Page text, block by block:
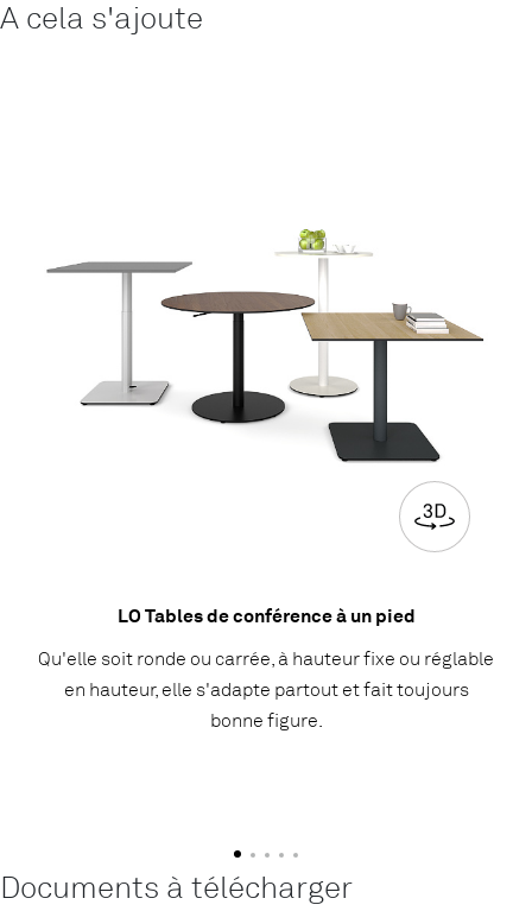
A cela s'ajoute
LO Tables de conférence à un pied
Qu'elle soit ronde ou carrée, à hauteur fixe ou réglable
en hauteur, elle s'adapte partout et fait toujours
bonne figure.
Documents à télécharger